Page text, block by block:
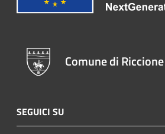
Comune di Riccione
SEGUICI SU